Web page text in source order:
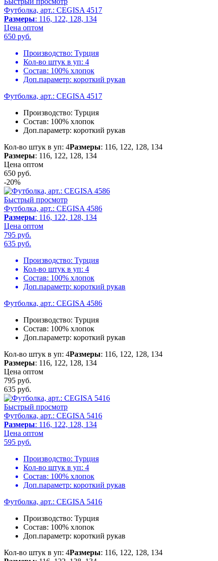
Футболка, арт.: CEGISA 4517
Размеры: 116, 122, 128, 134
Цена оптом
650 руб.
Производство: Турция
Кол-во штук в уп: 4
Состав: 100% хлопок
Доп.параметр: короткий рукав
Футболка, арт.: CEGISA 4517
Производство: Турция
Состав: 100% хлопок
Доп.параметр: короткий рукав
Кол-во штук в уп: 4Размеры: 116, 122, 128, 134
Размеры: 116, 122, 128, 134
Цена оптом
650 руб.
-20%
Быстрый просмотр
Футболка, арт.: CEGISA 4586
Размеры: 116, 122, 128, 134
Цена оптом
795 руб.
635 руб.
Производство: Турция
Кол-во штук в уп: 4
Состав: 100% хлопок
Доп.параметр: короткий рукав
Футболка, арт.: CEGISA 4586
Производство: Турция
Состав: 100% хлопок
Доп.параметр: короткий рукав
Кол-во штук в уп: 4Размеры: 116, 122, 128, 134
Размеры: 116, 122, 128, 134
Цена оптом
795 руб.
635 руб.
Быстрый просмотр
Футболка, арт.: CEGISA 5416
Размеры: 116, 122, 128, 134
Цена оптом
595 руб.
Производство: Турция
Кол-во штук в уп: 4
Состав: 100% хлопок
Доп.параметр: короткий рукав
Футболка, арт.: CEGISA 5416
Производство: Турция
Состав: 100% хлопок
Доп.параметр: короткий рукав
Кол-во штук в уп: 4Размеры: 116, 122, 128, 134